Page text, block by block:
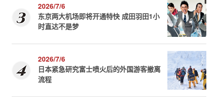
2026/7/6
东京两大机场即将开通特快 成田羽田1小
时直达不是梦
2026/7/6
日本紧急研究富士喷火后的外国游客撤离
流程